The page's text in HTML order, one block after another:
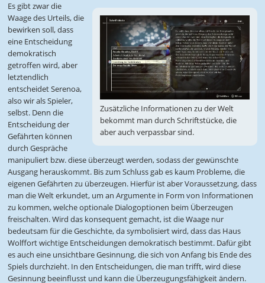
Zusätzliche Informationen zu der Welt
bekommt man durch Schriftstücke, die
aber auch verpassbar sind.
Es gibt zwar die
Waage des Urteils, die
bewirken soll, dass
eine Entscheidung
demokratisch
getroffen wird, aber
letztendlich
entscheidet Serenoa,
also wir als Spieler,
selbst. Denn die
Entscheidung der
Gefährten können
durch Gespräche
manipuliert bzw. diese überzeugt werden, sodass der gewünschte
Ausgang herauskommt. Bis zum Schluss gab es kaum Probleme, die
eigenen Gefährten zu überzeugen. Hierfür ist aber Voraussetzung, dass
man die Welt erkundet, um an Argumente in Form von Informationen
zu kommen, welche optionale Dialogoptionen beim Überzeugen
freischalten. Wird das konsequent gemacht, ist die Waage nur
bedeutsam für die Geschichte, da symbolisiert wird, dass das Haus
Wolffort wichtige Entscheidungen demokratisch bestimmt. Dafür gibt
es auch eine unsichtbare Gesinnung, die sich von Anfang bis Ende des
Spiels durchzieht. In den Entscheidungen, die man trifft, wird diese
Gesinnung beeinflusst und kann die Überzeugungsfähigkeit ändern.